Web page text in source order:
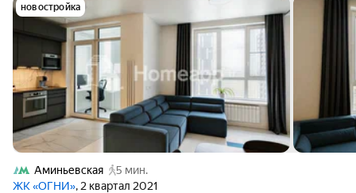
новостройка
Аминьевская
5 мин.
ЖК «ОГНИ», 2 квартал 2021